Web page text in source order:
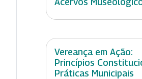
Vereança em Ação:
Princípios
Práticas Municipais